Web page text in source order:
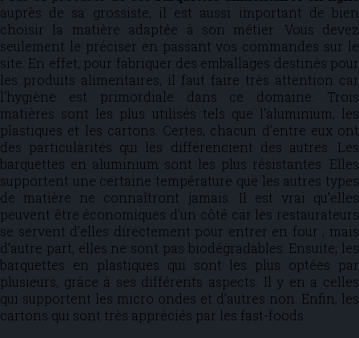
auprès de sa grossiste, il est aussi important de bien
choisir la matière adaptée à son métier. Vous devez
seulement le préciser en passant vos commandes sur le
site. En effet, pour fabriquer des emballages destinés pour
les produits alimentaires, il faut faire très attention car
l’hygiène est primordiale dans ce domaine. Trois
matières sont les plus utilisés tels que l’aluminium, les
plastiques et les cartons. Certes, chacun d’entre eux ont
des particularités qui les différencient des autres. Les
barquettes en aluminium sont les plus résistantes. Elles
supportent une certaine température que les autres types
de matière ne connaîtront jamais. Il est vrai qu’elles
peuvent être économiques d’un côté car les restaurateurs
se servent d’elles directement pour entrer en four ; mais
d’autre part, elles ne sont pas biodégradables. Ensuite, les
barquettes en plastiques qui sont les plus optées par
plusieurs, grâce à ses différents aspects. Il y en a celles
qui supportent les micro ondes et d’autres non. Enfin, les
cartons qui sont très appréciés par les fast-foods.